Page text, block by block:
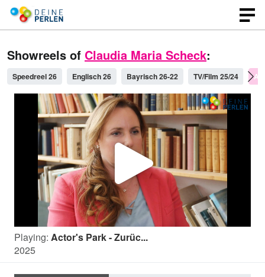
Showreels of Claudia Maria Scheck:
Speedreel 26 Englisch 26 Bayrisch 26-22 TV/Film 25/24
P
l
Playing: Actor's Park - Zurüc...
2025